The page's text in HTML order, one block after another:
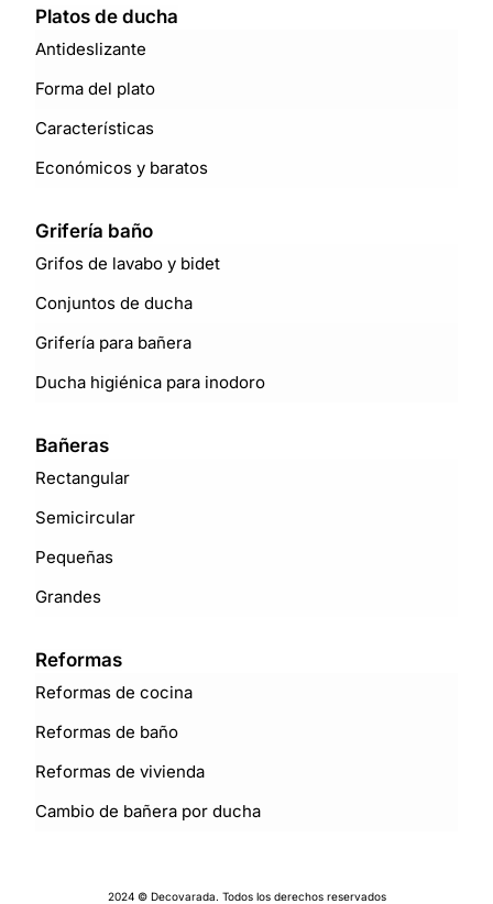
Platos de ducha
Antideslizante
Forma del plato
Características
Económicos y baratos
Grifería baño
Grifos de lavabo y bidet
Conjuntos de ducha
Grifería para bañera
Ducha higiénica para inodoro
Bañeras
Rectangular
Semicircular
Pequeñas
Grandes
Reformas
Reformas de cocina
Reformas de baño
Reformas de vivienda
Cambio de bañera por ducha
2024 © Decovarada. Todos los derechos reservados